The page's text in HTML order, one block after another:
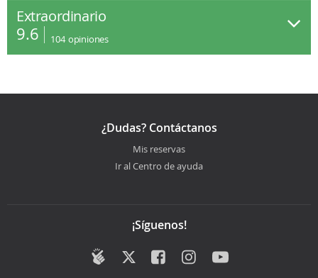
Extraordinario
9.6 104 opiniones
¿Dudas? Contáctanos
Mis reservas
Ir al Centro de ayuda
¡Síguenos!